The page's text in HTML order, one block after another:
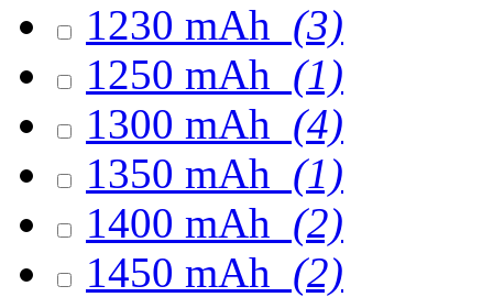
1230 mAh (3)
1250 mAh (1)
1300 mAh (4)
1350 mAh (1)
1400 mAh (2)
1450 mAh (2)